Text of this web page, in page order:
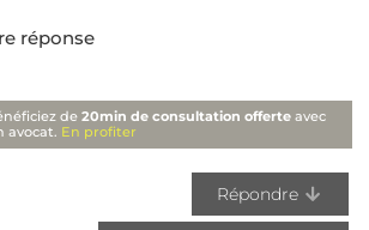
réponse
de20min de consultation offerte avec
avocat. En profiter
Répondre